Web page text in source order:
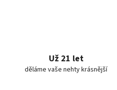
Už 21 let
děláme vaše nehty krásnější